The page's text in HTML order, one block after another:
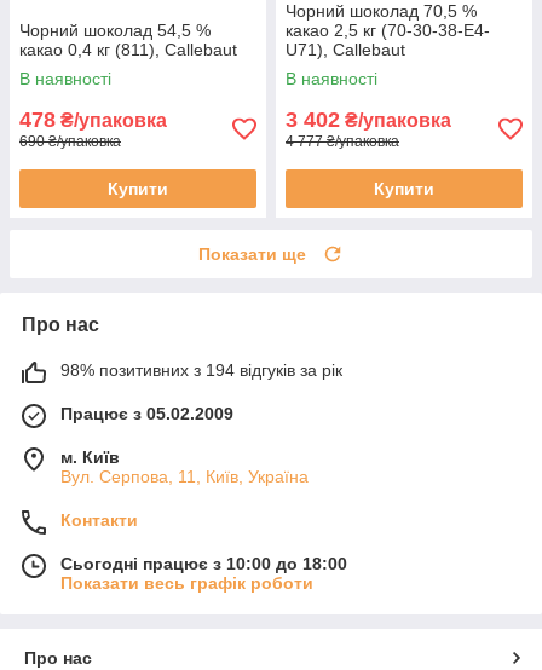
Чорний шоколад 54,5 %
какао 0,4 кг (811), Callebaut
В наявності
478 ₴/упаковка
690 ₴/упаковка
Купити
Чорний шоколад 70,5 %
какао 2,5 кг (70-30-38-E4-
U71), Callebaut
В наявності
3 402 ₴/упаковка
4 777 ₴/упаковка
Купити
Показати ще
Про нас
98% позитивних з 194 відгуків за рік
Працює з 05.02.2009
м. Київ
Вул. Серпова, 11, Київ, Україна
Контакти
Сьогодні працює з 10:00 до 18:00
Показати весь графік роботи
Про нас